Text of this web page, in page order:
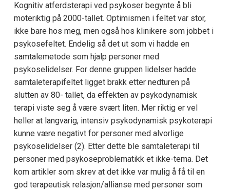
Kognitiv atferdsterapi ved psykoser begynte å bli
moteriktig på 2000-tallet. Optimismen i feltet var stor,
ikke bare hos meg, men også hos klinikere som jobbet i
psykosefeltet. Endelig så det ut som vi hadde en
samtalemetode som hjalp personer med
psykoselidelser. For denne gruppen lidelser hadde
samtaleterapifeltet ligget brakk etter nedturen på
slutten av 80- tallet, da effekten av psykodynamisk
terapi viste seg å være svært liten. Mer riktig er vel
heller at langvarig, intensiv psykodynamisk psykoterapi
kunne være negativt for personer med alvorlige
psykoselidelser (2). Etter dette ble samtaleterapi til
personer med psykoseproblematikk et ikke-tema. Det
kom artikler som skrev at det ikke var mulig å få til en
god terapeutisk relasjon/allianse med personer som